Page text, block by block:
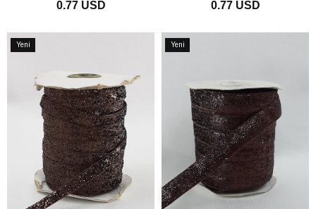
0.77 USD 0.77 USD
Yeni
Yeni